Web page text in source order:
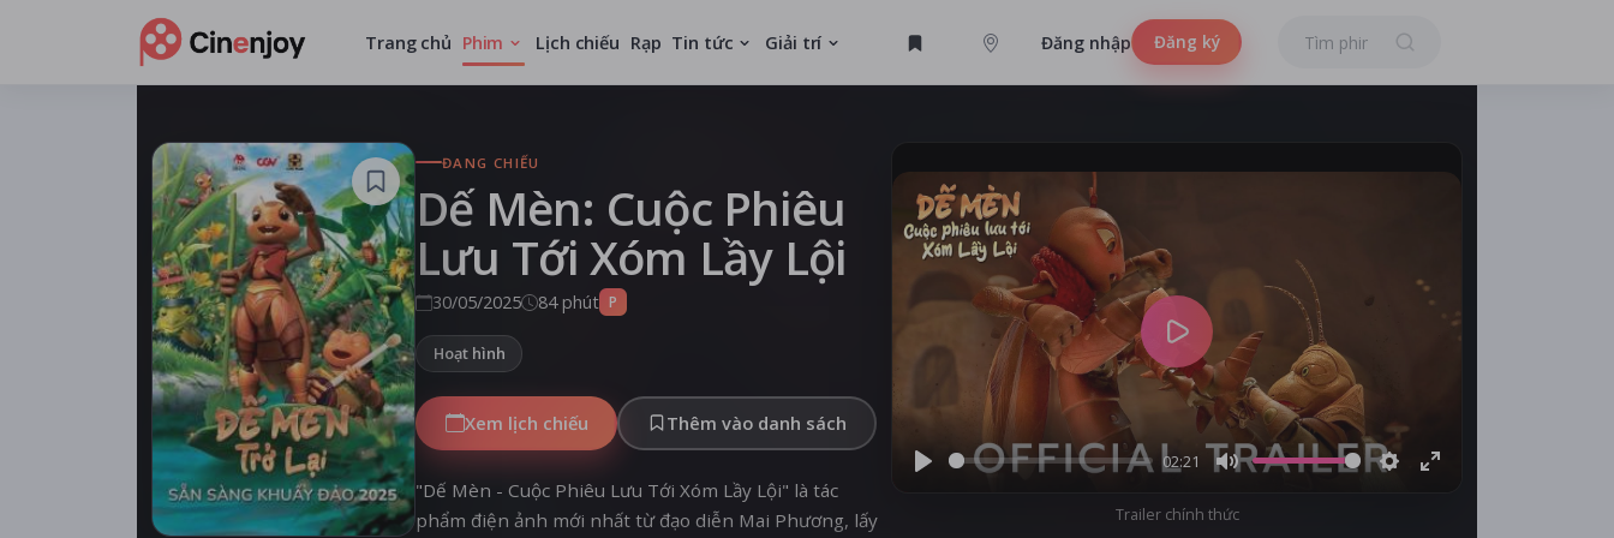
Trang chủ Phim Lịch chiếu Rạp Tin tức Giải trí
MỚI
Đăng nhập Đăng ký
ĐANG CHIẾU
Dế Mèn: Cuộc Phiêu
Lưu Tới Xóm Lầy Lội
30/05/2025 84 phút P
Hoạt hình
Xem lịch chiếu Thêm vào danh sách
"Dế Mèn - Cuộc Phiêu Lưu Tới Xóm Lầy Lội" là tác
phẩm điện ảnh mới nhất từ đạo diễn Mai Phương, lấy
02:21
Play
Trailer chính thức